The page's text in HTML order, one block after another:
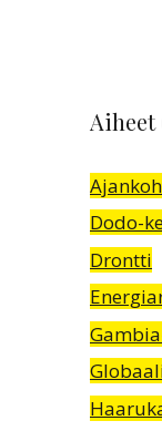
Dodo-
Drontti